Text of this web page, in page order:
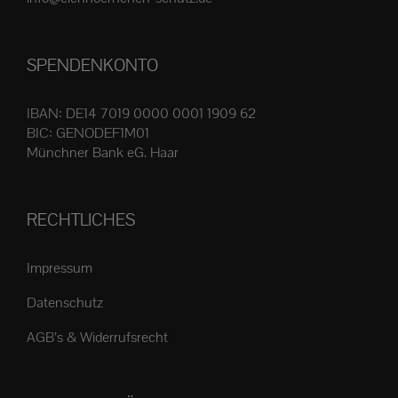
werden
SPENDENKONTO
IBAN: DE14 7019 0000 0001 1909 62
BIC: GENODEF1M01
Münchner Bank eG. Haar
RECHTLICHES
Impressum
Datenschutz
AGB’s & Widerrufsrecht